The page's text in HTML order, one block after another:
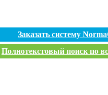
Заказать систему
Полнотекстовый поиск по